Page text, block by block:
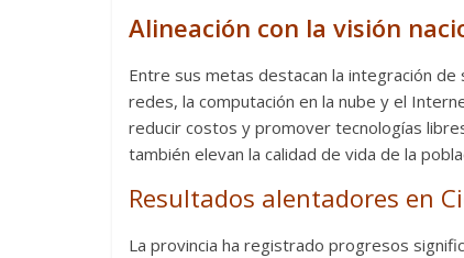
Alineación con la visión
Entre sus metas destacan la integración
redes, la computación en la nube y el
reducir costos y promover tecnologías
también elevan la calidad de vida de la
Resultados alentadores en
La provincia ha registrado progresos